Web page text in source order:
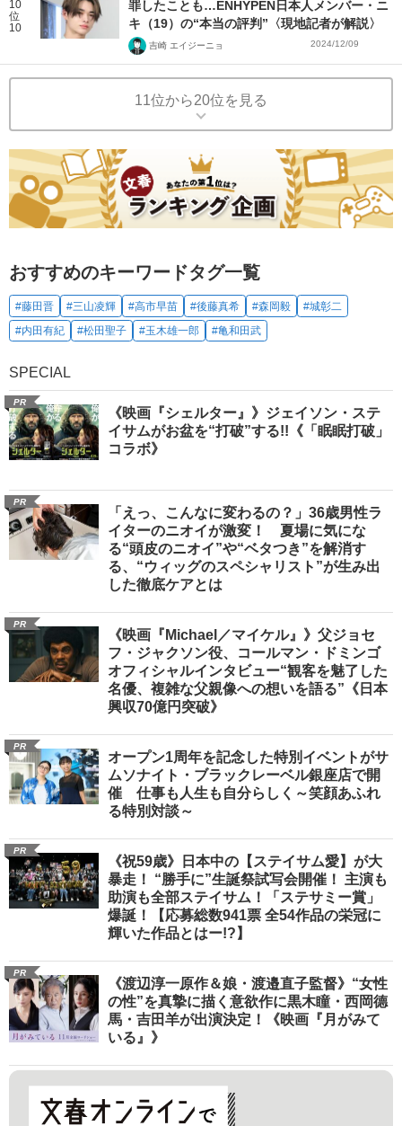
10
位
10
罪したことも…ENHYPEN日本人メンバー・ニ
キ（19）の“本当の評判”〈現地記者が解説〉
吉崎 エイジーニョ 2024/12/09
11位から20位を見る
おすすめのキーワードタグ一覧
#藤田晋 #三山凌輝 #高市早苗 #後藤真希 #森岡毅
#城彰二
#内田有紀
#松田聖子 #玉木雄一郎 #亀和田武
SPECIAL
PR
《映画『シェルター』》ジェイソン・ステ
イサムがお盆を“打破”する!!《「眠眠打破」
コラボ》
PR
「えっ、こんなに変わるの？」36歳男性ラ
イターのニオイが激変！ 夏場に気にな
る“頭皮のニオイ”や“ベタつき”を解消す
る、“ウィッグのスペシャリスト”が生み出
した徹底ケアとは
PR
《映画『Michael／マイケル』》父ジョセ
フ・ジャクソン役、コールマン・ドミンゴ
オフィシャルインタビュー“観客を魅了した
名優、複雑な父親像への想いを語る”《日本
興収70億円突破》
PR
オープン1周年を記念した特別イベントがサ
ムソナイト・ブラックレーベル銀座店で開
催 仕事も人生も自分らしく～笑顔あふれ
る特別対談～
PR
《祝59歳》日本中の【ステイサム愛】が大
暴走！ “勝手に”生誕祭試写会開催！ 主演も
助演も全部ステイサム！「ステサミー賞」
爆誕！【応募総数941票 全54作品の栄冠に
輝いた作品とはー!?】
PR
《渡辺淳一原作＆娘・渡邉直子監督》“女性
の性”を真摯に描く意欲作に黒木瞳・西岡德
馬・吉田羊が出演決定！《映画『月がみて
いる』》